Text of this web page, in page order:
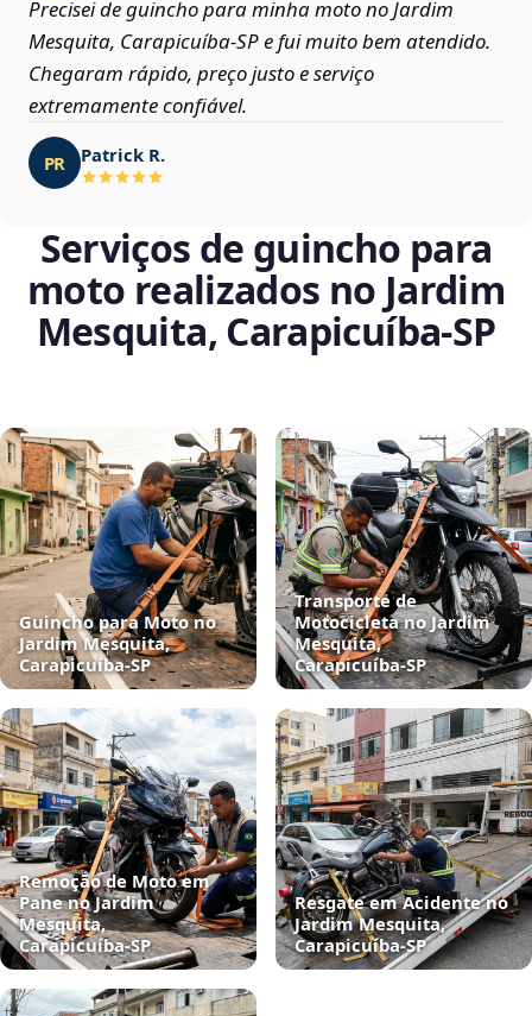
Precisei de guincho para minha moto no Jardim
Mesquita, Carapicuíba‑SP e fui muito bem atendido.
Chegaram rápido, preço justo e serviço
extremamente confiável.
PR Patrick R.
Serviços de guincho para
moto realizados no Jardim
Mesquita, Carapicuíba‑SP
Guincho para Moto no
Jardim Mesquita,
Carapicuíba‑SP
Transporte de
Motocicleta no Jardim
Mesquita,
Carapicuíba‑SP
Remoção de Moto em
Pane no Jardim
Mesquita,
Carapicuíba‑SP
Resgate em Acidente no
Jardim Mesquita,
Carapicuíba‑SP